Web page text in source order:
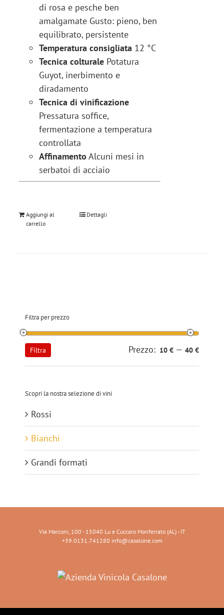
di rosa e pesche ben
amalgamate Gusto: pieno, ben
equilibrato, persistente
Temperatura consigliata 12 °C
Tecnica colturalePotatura
Guyot, inerbimento e
diradamento
Tecnica di vinificazione
Pressatura soffice,
fermentazione a temperatura
controllata
Affinamento Alcuni mesi in
serbatoi di acciaio
Aggiungi al
carrello
Dettagli
Filtra per prezzo
Prezzo
Min
Prezzo
Max
Filtra Prezzo: 10 € — 40 €
Scopri la nostra selezione di vini
Rossi
Bianchi
Grandi formati
Via Marconi, 100 - 15040 Lu e Cuccaro Monferrato (AL) - IT
+39.0131.741280 info@casalone.com